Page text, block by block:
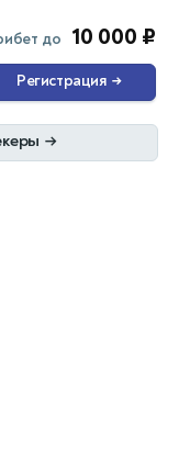
до 10 000 ₽
Регистрация →
→